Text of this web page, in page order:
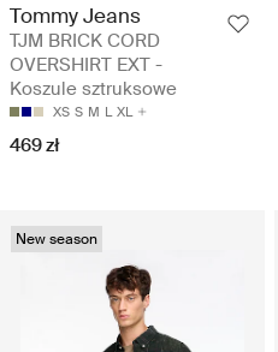
Tommy Jeans
TJM BRICK CORD
OVERSHIRT EXT -
Koszule sztruksowe
XS S M L XL
469 zł
New season